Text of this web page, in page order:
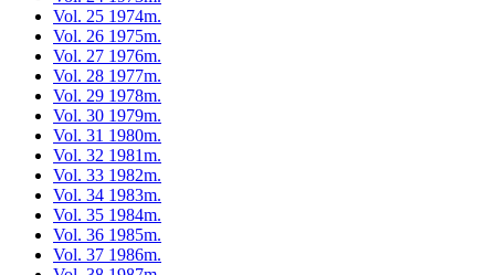
Vol. 25 1974m.
Vol. 26 1975m.
Vol. 27 1976m.
Vol. 28 1977m.
Vol. 29 1978m.
Vol. 30 1979m.
Vol. 31 1980m.
Vol. 32 1981m.
Vol. 33 1982m.
Vol. 34 1983m.
Vol. 35 1984m.
Vol. 36 1985m.
Vol. 37 1986m.